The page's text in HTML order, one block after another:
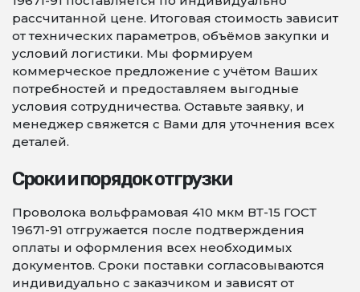
рассчитанной цене. Итоговая стоимость зависит
от технических параметров, объёмов закупки и
условий логистики. Мы формируем
коммерческое предложение с учётом Ваших
потребностей и предоставляем выгодные
условия сотрудничества. Оставьте заявку, и
менеджер свяжется с Вами для уточнения всех
деталей.
Сроки и порядок отгрузки
Проволока вольфрамовая 410 мкм ВТ-15 ГОСТ
19671-91 отгружается после подтверждения
оплаты и оформления всех необходимых
документов. Сроки поставки согласовываются
индивидуально с заказчиком и зависят от